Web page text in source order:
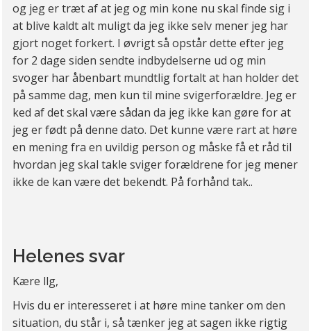
og jeg er træt af at jeg og min kone nu skal finde sig i
at blive kaldt alt muligt da jeg ikke selv mener jeg har
gjort noget forkert. I øvrigt så opstår dette efter jeg
for 2 dage siden sendte indbydelserne ud og min
svoger har åbenbart mundtlig fortalt at han holder det
på samme dag, men kun til mine svigerforældre. Jeg er
ked af det skal være sådan da jeg ikke kan gøre for at
jeg er født på denne dato. Det kunne være rart at høre
en mening fra en uvildig person og måske få et råd til
hvordan jeg skal takle sviger forældrene for jeg mener
ikke de kan være det bekendt. På forhånd tak..
Helenes svar
Kære llg,
Hvis du er interesseret i at høre mine tanker om den
situation, du står i, så tænker jeg at sagen ikke rigtig